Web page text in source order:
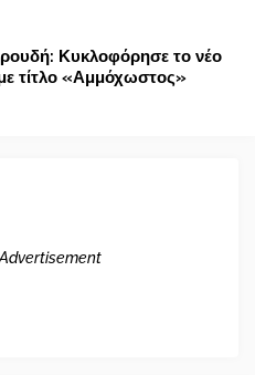
Κυκλοφόρησε το νέο
τίτλο «Αμμόχωστος»